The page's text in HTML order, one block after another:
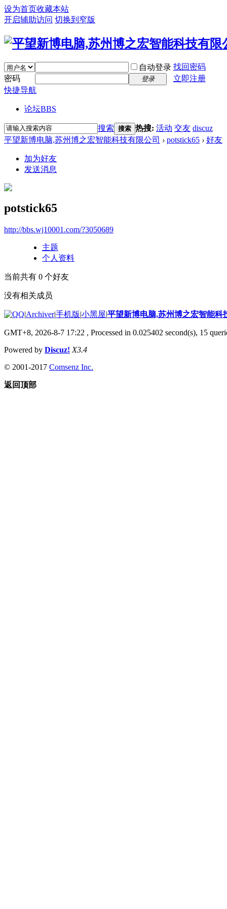
设为首页收藏本站
开启辅助访问 切换到窄版
自动登录 找回密码
密码
登录
立即注册
快捷导航
论坛BBS
搜索 搜索 热搜: 活动 交友 discuz
平望新博电脑,苏州博之宏智能科技有限公司 › potstick65 › 好友
加为好友
发送消息
potstick65
http://bbs.wj10001.com/?3050689
主题
个人资料
当前共有 0 个好友
没有相关成员
|Archiver|手机版|小黑屋|平望新博电脑,苏州博之宏智能科
GMT+8, 2026-8-7 17:22 , Processed in 0.025402 second(s), 15
Powered by Discuz! X3.4
© 2001-2017 Comsenz Inc.
返回顶部